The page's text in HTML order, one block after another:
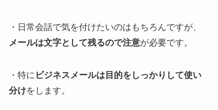
・日常会話で気を付けたいのはもちろんですが、
メールは文字として残るので注意が必要です。
・特に ビジネスメールは目的をしっかりして使い
分けをします。